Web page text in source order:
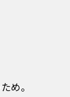
め。